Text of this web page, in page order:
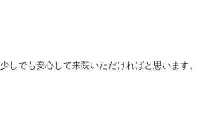
少しでも安心して来院いただければと思います。